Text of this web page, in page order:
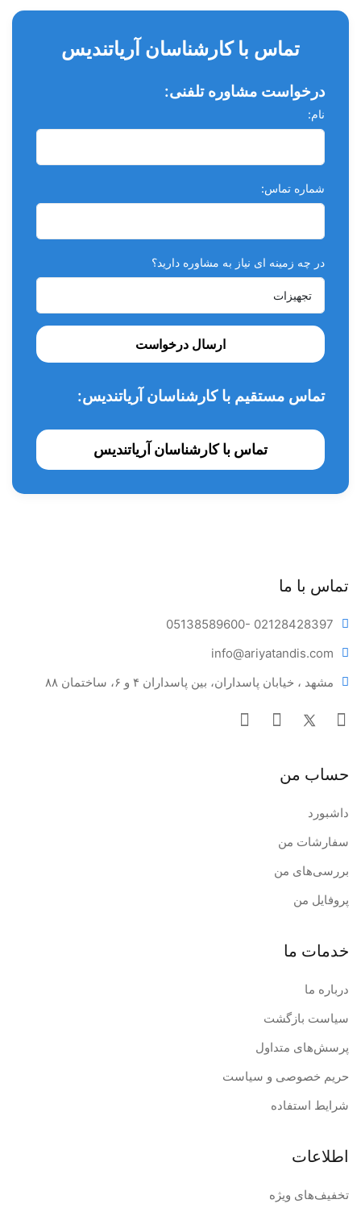
تماس با کارشناسان آریاتندیس
درخواست مشاوره تلفنی:
نام:
شماره تماس:
در چه زمینه ای نیاز به مشاوره دارید؟
ارسال درخواست
تماس مستقیم با کارشناسان آریاتندیس:
تماس با کارشناسان آریاتندیس
تماس با ما
05138589600- 02128428397
info@ariyatandis.com
مشهد ، خیابان پاسداران، بین پاسداران ۴ و ۶، ساختمان ۸۸
حساب من
داشبورد
سفارشات من
بررسی‌های من
پروفایل من
خدمات ما
درباره ما
سیاست بازگشت
پرسش‌های متداول
حریم خصوصی و سیاست
شرایط استفاده
اطلاعات
تخفیف‌های ویژه